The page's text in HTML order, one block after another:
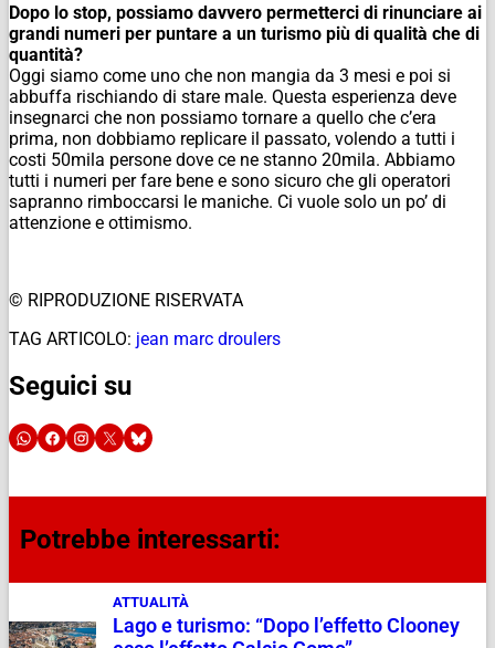
Dopo lo stop, possiamo davvero permetterci di rinunciare ai
grandi numeri per puntare a un turismo più di qualità che di
quantità?
Oggi siamo come uno che non mangia da 3 mesi e poi si
abbuffa rischiando di stare male. Questa esperienza deve
insegnarci che non possiamo tornare a quello che c’era
prima, non dobbiamo replicare il passato, volendo a tutti i
costi 50mila persone dove ce ne stanno 20mila. Abbiamo
tutti i numeri per fare bene e sono sicuro che gli operatori
sapranno rimboccarsi le maniche. Ci vuole solo un po’ di
attenzione e ottimismo.
© RIPRODUZIONE RISERVATA
TAG ARTICOLO: jean marc droulers
Seguici su
Potrebbe interessarti:
ATTUALITÀ
Lago e turismo: “Dopo l’effetto Clooney